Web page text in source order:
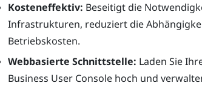
Kosteneffektiv: Beseitigt die
Infrastrukturen, reduziert die
Betriebskosten.
Webbasierte Schnittstelle: Laden Sie
Business User Consolehoch und